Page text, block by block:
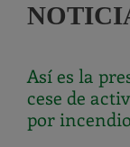
Así es la
cese de
por